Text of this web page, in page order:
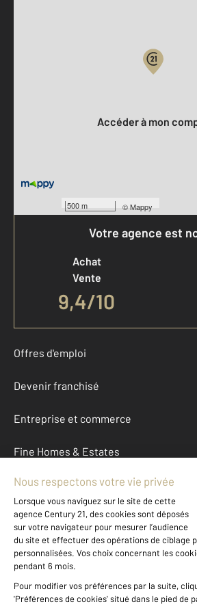
500 m ©Mappy
Accéder à mon
Votre agence est
Achat
Vente
9,4/10
Offres d'emploi
Devenir franchisé
Entreprise et commerce
Fine Homes & Estates
À propos
International
Nous contacter